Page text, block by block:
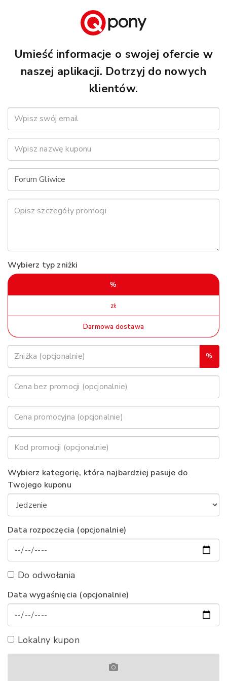
Umieść informacje o swojej ofercie w
naszej aplikacji. Dotrzyj do nowych
klientów.
Wybierz typ zniżki
%
zł
Darmowa dostawa
%
Wybierz kategorię, która najbardziej pasuje do
Twojego kuponu
Data rozpoczęcia (opcjonalnie)
Do odwołania
Data wygaśnięcia (opcjonalnie)
Lokalny kupon